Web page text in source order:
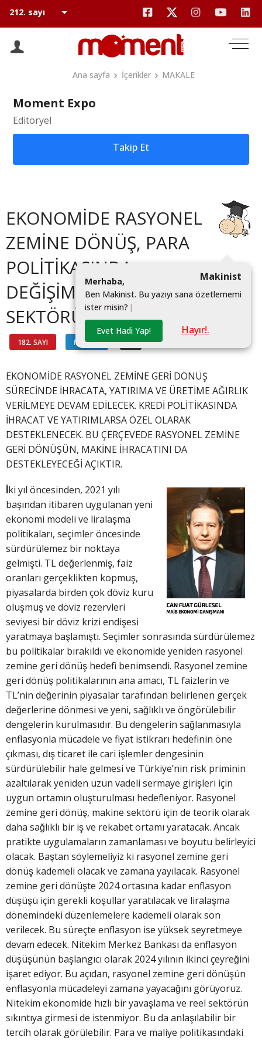
Ana sayfa İçerikler MAKALE
Moment Expo
Editöryel
Takip Et
EKONOMİDE RASYONEL
ZEMİNE DÖNÜŞ, PARA
POLİTİKASINDA
DEĞİŞİM VE MAKİNE
SEKTÖRÜNE ETKİLERİ
182. SAYI MAKALE #
Makinist
Merhaba,
Ben Makinist. Bu yazıyı sana özetlememi
ister misin? |
Evet Hadi Yap! Hayır!.
EKONOMİDE RASYONEL ZEMİNE GERİ DÖNÜŞ
SÜRECİNDE İHRACATA, YATIRIMA VE ÜRETİME AĞIRLIK
VERİLMEYE DEVAM EDİLECEK. KREDİ POLİTİKASINDA
İHRACAT VE YATIRIMLARSA ÖZEL OLARAK
DESTEKLENECEK. BU ÇERÇEVEDE RASYONEL ZEMİNE
GERİ DÖNÜŞÜN, MAKİNE İHRACATINI DA
DESTEKLEYECEĞİ AÇIKTIR.
İki yıl öncesinden, 2021 yılı
başından itibaren uygulanan yeni
ekonomi modeli ve liralaşma
politikaları, seçimler öncesinde
sürdürülemez bir noktaya
gelmişti. TL değerlenmiş, faiz
oranları gerçeklikten kopmuş,
piyasalarda birden çok döviz kuru
oluşmuş ve döviz rezervleri
seviyesi bir döviz krizi endişesi
yaratmaya başlamıştı. Seçimler sonrasında sürdürülemez
bu politikalar bırakıldı ve ekonomide yeniden rasyonel
zemine geri dönüş hedefi benimsendi. Rasyonel zemine
geri dönüş politikalarının ana amacı, TL faizlerin ve
TL’nin değerinin piyasalar tarafından belirlenen gerçek
değerlerine dönmesi ve yeni, sağlıklı ve öngörülebilir
dengelerin kurulmasıdır. Bu dengelerin sağlanmasıyla
enflasyonla mücadele ve fiyat istikrarı hedefinin öne
çıkması, dış ticaret ile cari işlemler dengesinin
sürdürülebilir hale gelmesi ve Türkiye’nin risk priminin
azaltılarak yeniden uzun vadeli sermaye girişleri için
uygun ortamın oluşturulması hedefleniyor. Rasyonel
zemine geri dönüş, makine sektörü için de teorik olarak
daha sağlıklı bir iş ve rekabet ortamı yaratacak. Ancak
pratikte uygulamaların zamanlaması ve boyutu belirleyici
olacak. Baştan söylemeliyiz ki rasyonel zemine geri
dönüş kademeli olacak ve zamana yayılacak. Rasyonel
zemine geri dönüşte 2024 ortasına kadar enflasyon
düşüşü için gerekli koşullar yaratılacak ve liralaşma
dönemindeki düzenlemelere kademeli olarak son
verilecek. Bu süreçte enflasyon ise yüksek seyretmeye
devam edecek. Nitekim Merkez Bankası da enflasyon
düşüşünün başlangıcı olarak 2024 yılının ikinci çeyreğini
işaret ediyor. Bu açıdan, rasyonel zemine geri dönüşün
enflasyonla mücadeleyi zamana yayacağını görüyoruz.
Nitekim ekonomide hızlı bir yavaşlama ve reel sektörün
sıkıntıya girmesi de istenmiyor. Bu da anlaşılabilir bir
tercih olarak görülebilir. Para ve maliye politikasındaki